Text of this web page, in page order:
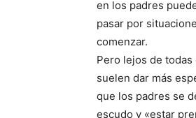
en los padres
pasar por
comenzar.
Pero lejos de
suelen dar más
que los padres se
escudo y «estar